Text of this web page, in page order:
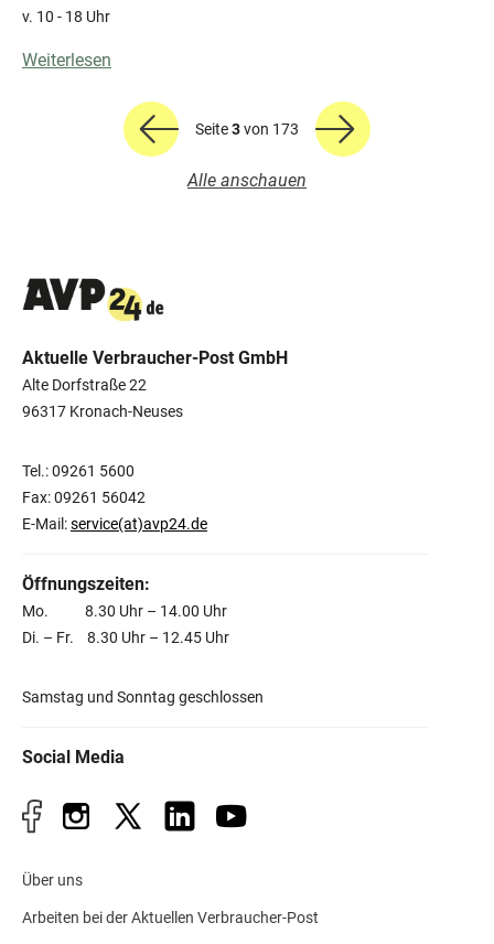
v. 10 - 18 Uhr
Weiterlesen
Seite3von 173
Alle anschauen
Aktuelle Verbraucher-Post GmbH
Alte Dorfstraße 22
96317 Kronach-Neuses
Tel.: 09261 5600
Fax: 09261 56042
E-Mail:service(at)avp24.de
Öffnungszeiten:
Mo. 8.30 Uhr – 14.00 Uhr
Di. – Fr. 8.30 Uhr – 12.45 Uhr
Samstag und Sonntag geschlossen
Social Media
Über uns
Arbeiten bei der Aktuellen Verbraucher-Post